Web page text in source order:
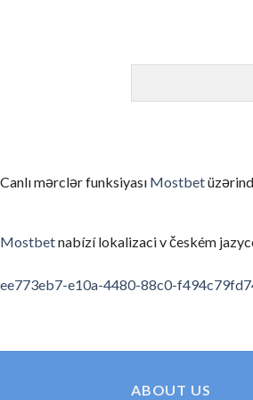
Canlı mərclər funksiyası Mostbet
Mostbetnabízí lokalizaci v českém
spinempire online casino
valor bet app
ee773eb7-e10a-4480-88c0-
まずはデモモード（無料プレイ）で
アルコールは判断力を低下させ、不
利用規約・ボーナス条件を読まない
ABOUT US